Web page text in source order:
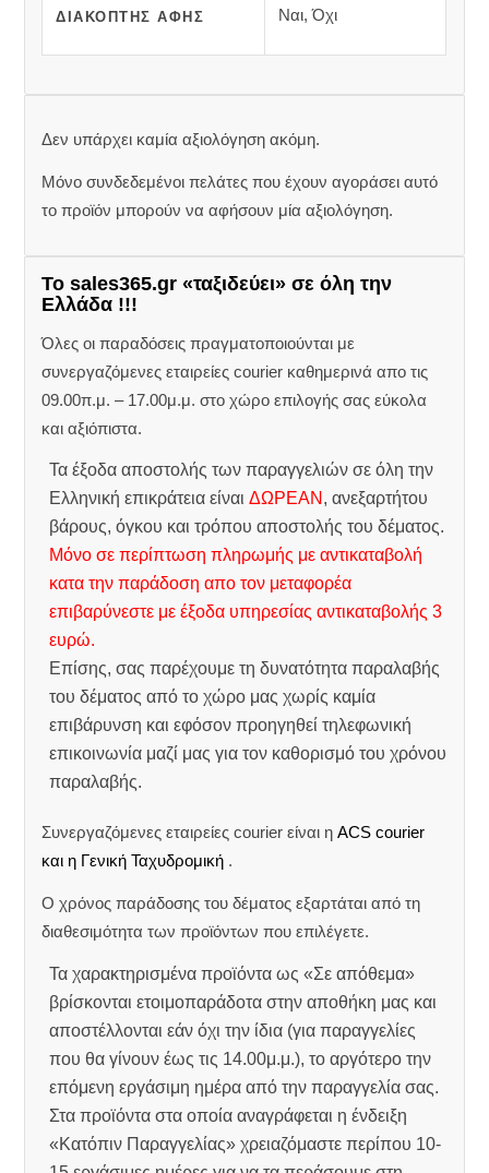
ΔΙΑΚΌΠΤΗΣ ΑΦΉΣ Ναι, Όχι
Δεν υπάρχει καμία αξιολόγηση ακόμη.
Μόνο συνδεδεμένοι πελάτες που έχουν αγοράσει αυτό
το προϊόν μπορούν να αφήσουν μία αξιολόγηση.
Το sales365.gr «ταξιδεύει» σε όλη την
Ελλάδα !!!
Όλες οι παραδόσεις πραγματοποιούνται με
συνεργαζόμενες εταιρείες courier καθημερινά απο τις
09.00π.μ. – 17.00μ.μ. στο χώρο επιλογής σας εύκολα
και αξιόπιστα.
Τα έξοδα αποστολής των παραγγελιών σε όλη την
Ελληνική επικράτεια είναιΔΩΡΕΑΝ , ανεξαρτήτου
βάρους, όγκου και τρόπου αποστολής του δέματος.
Μόνο σε περίπτωση πληρωμής με αντικαταβολή
κατα την παράδοση απο τον μεταφορέα
επιβαρύνεστε με έξοδα υπηρεσίας αντικαταβολής 3
ευρώ.
Επίσης, σας παρέχουμε τη δυνατότητα παραλαβής
του δέματος από το χώρο μας χωρίς καμία
επιβάρυνση και εφόσον προηγηθεί τηλεφωνική
επικοινωνία μαζί μας για τον καθορισμό του χρόνου
παραλαβής.
Συνεργαζόμενες εταιρείες courier είναι ηACS courier
και η Γενική Ταχυδρομική .
Ο χρόνος παράδοσης του δέματος εξαρτάται από τη
διαθεσιμότητα των προϊόντων που επιλέγετε.
Τα χαρακτηρισμένα προϊόντα ως «Σε απόθεμα»
βρίσκονται ετοιμοπαράδοτα στην αποθήκη μας και
αποστέλλονται εάν όχι την ίδια (για παραγγελίες
που θα γίνουν έως τις 14.00μ.μ.), το αργότερο την
επόμενη εργάσιμη ημέρα από την παραγγελία σας.
Στα προϊόντα στα οποία αναγράφεται η ένδειξη
«Κατόπιν Παραγγελίας» χρειαζόμαστε περίπου 10-